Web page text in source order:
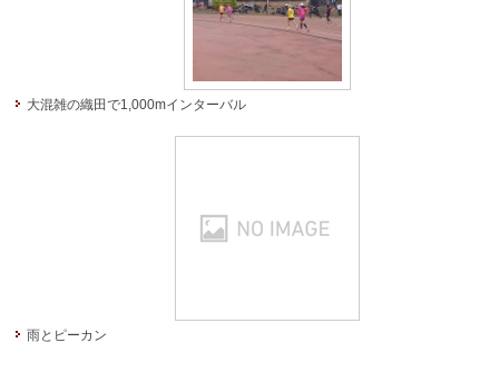
大混雑の織田で1,000mインターバル
雨とピーカン